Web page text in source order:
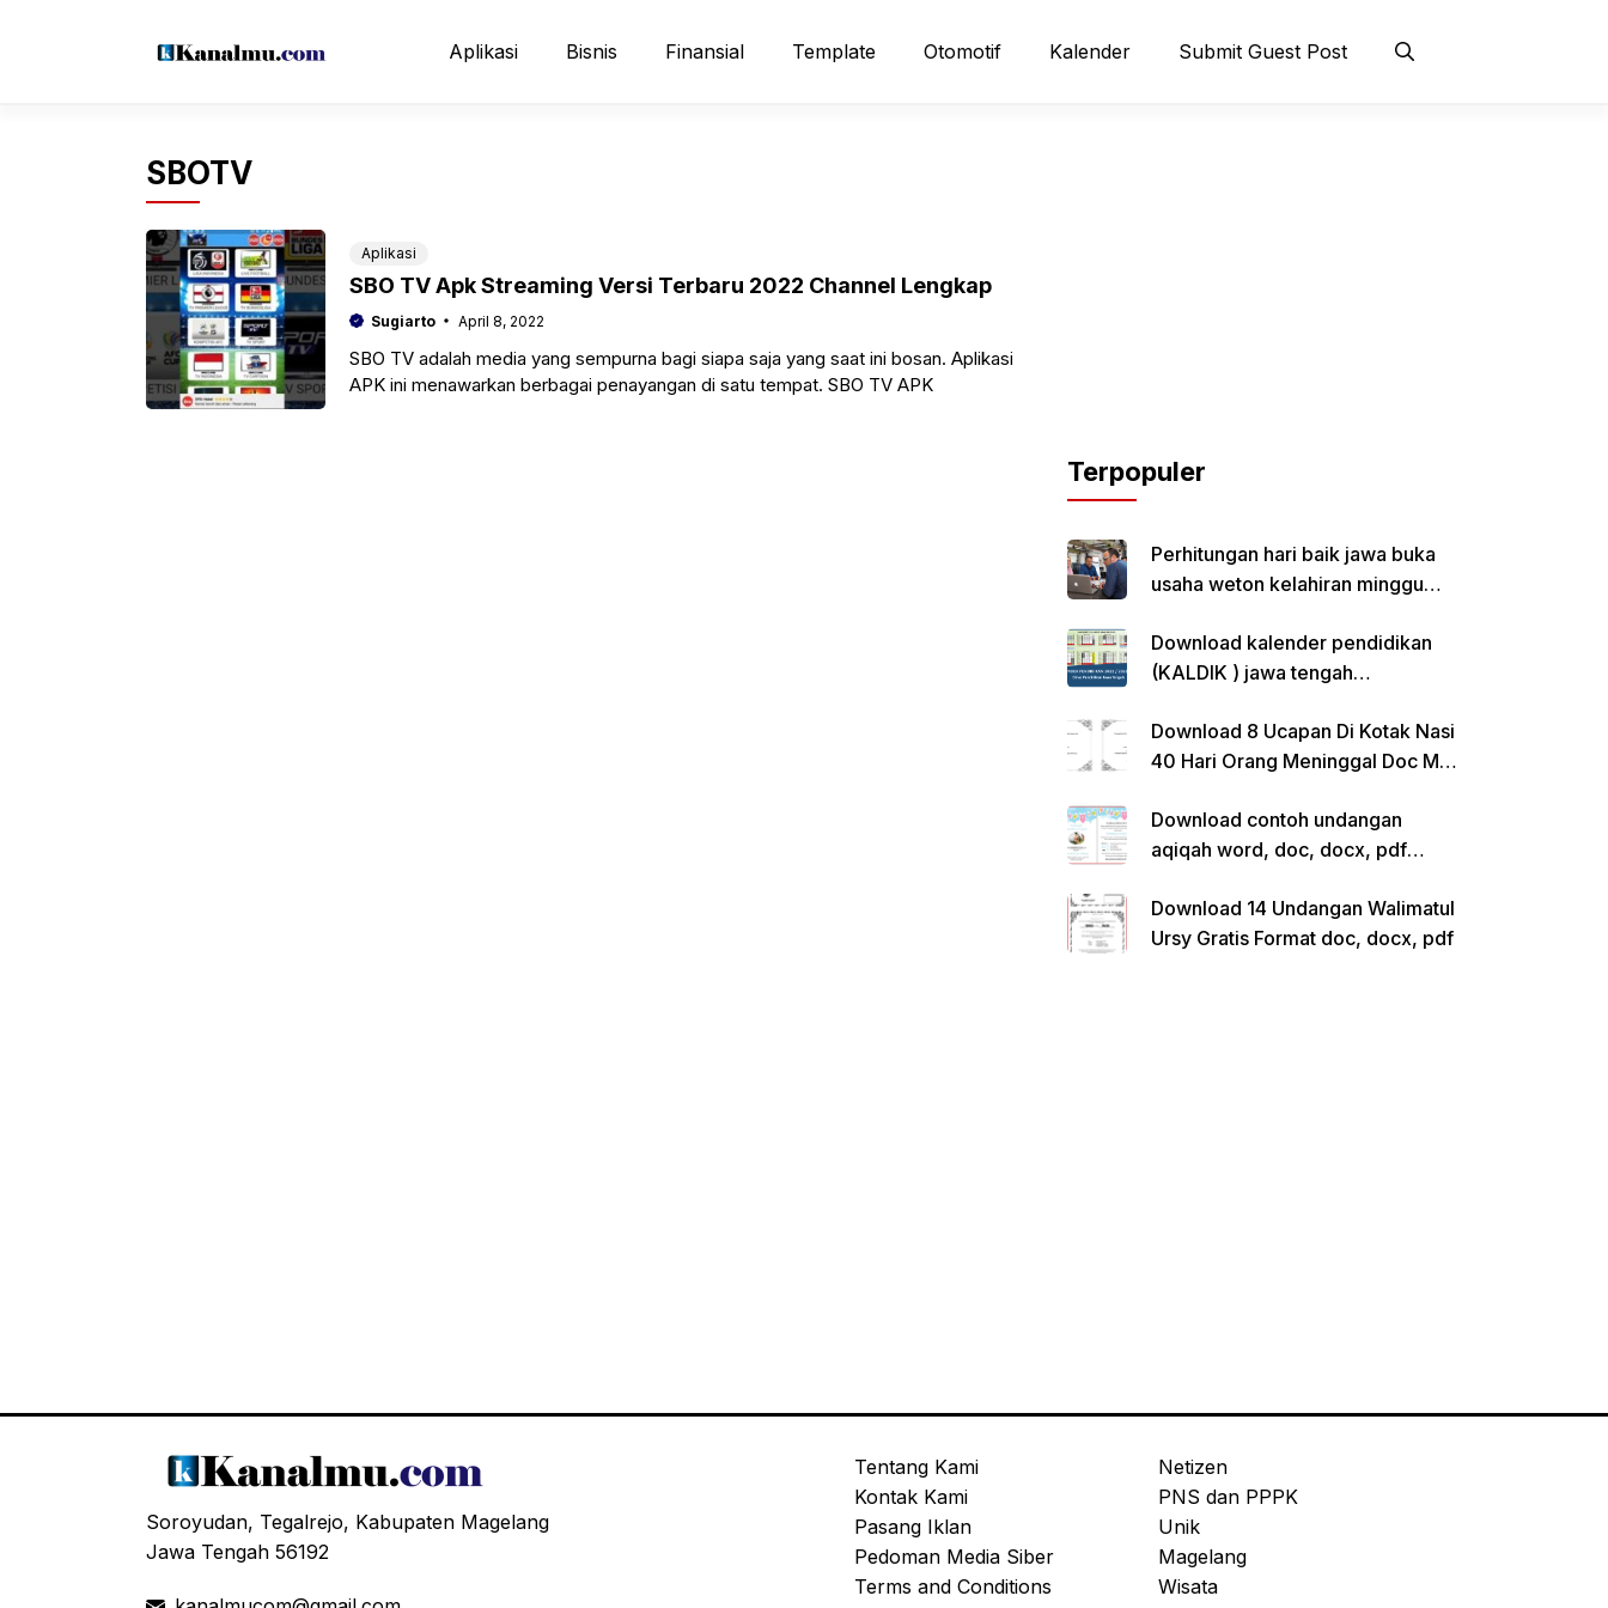
Aplikasi Bisnis Finansial Template Otomotif Kalender Submit Guest Post
SBOTV
Aplikasi
SBO TV Apk Streaming Versi Terbaru 2022 Channel Lengkap
Sugiarto April 8, 2022
SBO TV adalah media yang sempurna bagi siapa saja yang saat ini bosan. Aplikasi
APK ini menawarkan berbagai penayangan di satu tempat. SBO TV APK
Terpopuler
Perhitungan hari baik jawa buka
usaha weton kelahiran minggu
Download kalender pendidikan
(KALDIK ) jawa tengah
Download 8 Ucapan Di Kotak Nasi
40 Hari Orang Meninggal Doc Ms.
Download contoh undangan
aqiqah word, doc, docx, pdf
Download 14 Undangan Walimatul
Ursy Gratis Format doc, docx, pdf
Soroyudan, Tegalrejo, Kabupaten Magelang
Jawa Tengah 56192
Tentang Kami
Kontak Kami
Pasang Iklan
Pedoman Media Siber
Terms and Conditions
Netizen
PNS dan PPPK
Unik
Magelang
Wisata